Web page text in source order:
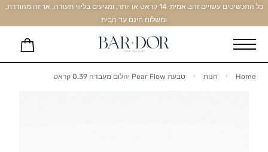
כל התכשיטים עשויים זהב אמיתי 14 קראט או יותר, ומגיעים בליווי תעודה, אריזה מהודרת,
ומשלוח חינם עד הבית
Home חנות טבעת Pear Flow יהלום מעבדה 0.39 קראט